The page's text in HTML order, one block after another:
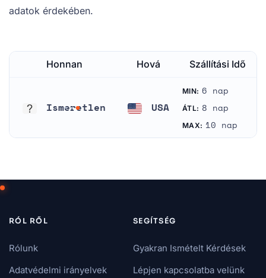
adatok érdekében.
Honnan Hová Szállítási Idő
Ismeretlen USA
Amerikai Egyesült Államok
MIN: 6 nap
ÁTL: 8 nap
MAX: 10 nap
RÓL RŐL
Rólunk
Adatvédelmi irányelvek
SEGÍTSÉG
Gyakran Ismételt Kérdések
Lépjen kapcsolatba velünk